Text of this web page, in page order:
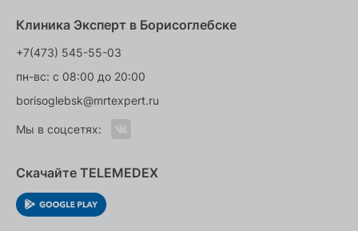
Клиника Эксперт в Борисоглебске
+7(473) 545-55-03
пн-вс: с 08:00 до 20:00
borisoglebsk@mrtexpert.ru
Мы в соцсетях:
Скачайте TELEMEDEX